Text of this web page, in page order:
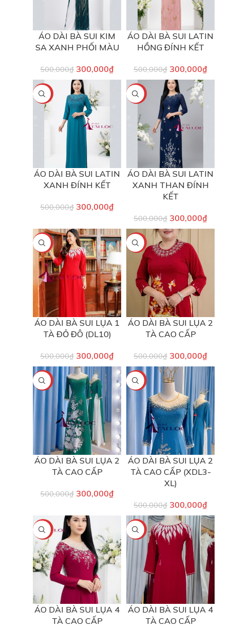
ÁO DÀI BÀ SUI KIM
SA XANH PHỐI MÀU
500,000₫ 300,000₫
ÁO DÀI BÀ SUI LATIN
HỒNG ĐÍNH KẾT
500,000₫ 300,000₫
-40%
ÁO DÀI BÀ SUI LATIN
XANH ĐÍNH KẾT
500,000₫ 300,000₫
-40%
ÁO DÀI BÀ SUI LATIN
XANH THAN ĐÍNH
KẾT
500,000₫ 300,000₫
-40%
ÁO DÀI BÀ SUI LỤA 1
TÀ ĐỎ ĐÔ (DL10)
500,000₫ 300,000₫
-40%
ÁO DÀI BÀ SUI LỤA 2
TÀ CAO CẤP
500,000₫ 300,000₫
-40%
ÁO DÀI BÀ SUI LỤA 2
TÀ CAO CẤP
500,000₫ 300,000₫
-40%
ÁO DÀI BÀ SUI LỤA 2
TÀ CAO CẤP (XDL3-
XL)
500,000₫ 300,000₫
-40%
ÁO DÀI BÀ SUI LỤA 4
TÀ CAO CẤP
-40%
ÁO DÀI BÀ SUI LỤA 4
TÀ CAO CẤP